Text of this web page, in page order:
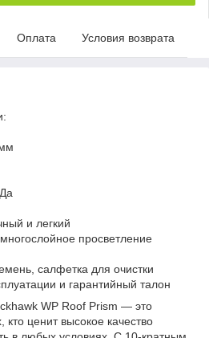
Оплата Условия возврата
и легкий
просветление
салфетка для очистки
и гарантийный талон
WP Roof Prism — это
ценит высокое качество